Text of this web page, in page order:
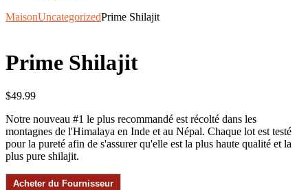
MaisonUncategorizedPrime Shilajit
Prime Shilajit
$49.99
Notre nouveau #1 le plus recommandé est récolté dans les
montagnes de l'Himalaya en Inde et au Népal. Chaque lot est testé
pour la pureté afin de s'assurer qu'elle est la plus haute qualité et la
plus pure shilajit.
Acheter du Fournisseur